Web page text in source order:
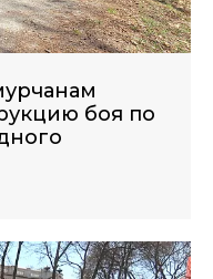
боя по